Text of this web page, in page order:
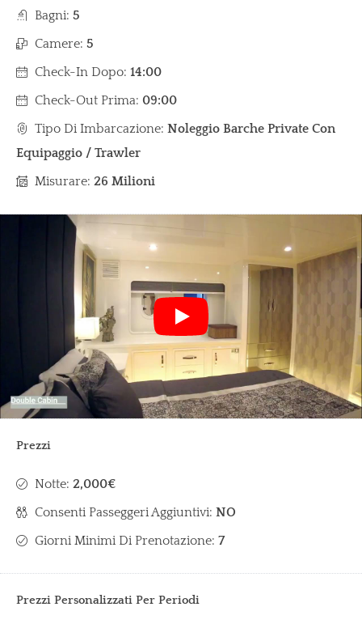
Bagni: 5
Camere: 5
Check-In Dopo: 14:00
Check-Out Prima: 09:00
Tipo Di Imbarcazione: Noleggio Barche Private Con
Equipaggio / Trawler
Misurare: 26 Milioni
Prezzi
Notte: 2,000€
Consenti Passeggeri Aggiuntivi: NO
Giorni Minimi Di Prenotazione: 7
Prezzi Personalizzati Per Periodi